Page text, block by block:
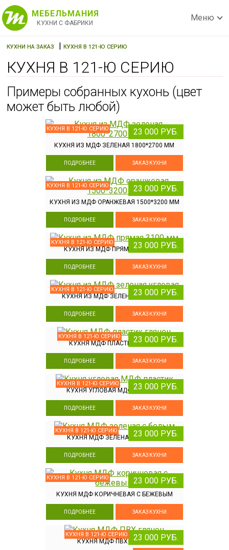
МЕБЕЛЬМАНИЯ
КУХНИ С ФАБРИКИ
Меню
КУХНИ НА ЗАКАЗ |КУХНЯ В 121-Ю СЕРИЮ
КУХНЯ В 121-Ю СЕРИЮ
Примеры собранных кухонь (цвет
может быть любой)
КУХНЯ В 121-Ю СЕРИЮ
КУХНЯ ИЗ МДФ ЗЕЛЕНАЯ 1800*2700 ММ
23 000 РУБ.
ПОДРОБНЕЕ ЗАКАЗ КУХНИ
КУХНЯ В 121-Ю СЕРИЮ
КУХНЯ ИЗ МДФ ОРАНЖЕВАЯ 1500*3200 ММ
23 000 РУБ.
ПОДРОБНЕЕ ЗАКАЗ КУХНИ
КУХНЯ В 121-Ю СЕРИЮ
КУХНЯ ИЗ МДФ ПРЯМАЯ 3100 ММ
23 000 РУБ.
ПОДРОБНЕЕ ЗАКАЗ КУХНИ
КУХНЯ В 121-Ю СЕРИЮ
КУХНЯ ИЗ МДФ ЗЕЛЕНАЯ УГЛОВАЯ
23 000 РУБ.
ПОДРОБНЕЕ ЗАКАЗ КУХНИ
КУХНЯ В 121-Ю СЕРИЮ
КУХНЯ МДФ ПЛАСТИК ГЛЯНЕЦ
23 000 РУБ.
ПОДРОБНЕЕ ЗАКАЗ КУХНИ
КУХНЯ В 121-Ю СЕРИЮ
КУХНЯ УГЛОВАЯ МДФ ПЛАСТИК
23 000 РУБ.
ПОДРОБНЕЕ ЗАКАЗ КУХНИ
КУХНЯ В 121-Ю СЕРИЮ
КУХНЯ МДФ ЗЕЛЕНАЯ С БЕЛЫМ
23 000 РУБ.
ПОДРОБНЕЕ ЗАКАЗ КУХНИ
КУХНЯ В 121-Ю СЕРИЮ
КУХНЯ МДФ КОРИЧНЕВАЯ С БЕЖЕВЫМ
23 000 РУБ.
ПОДРОБНЕЕ ЗАКАЗ КУХНИ
КУХНЯ В 121-Ю СЕРИЮ
КУХНЯ МДФ ПВХ ГЛЯНЕЦ23 000 РУБ.